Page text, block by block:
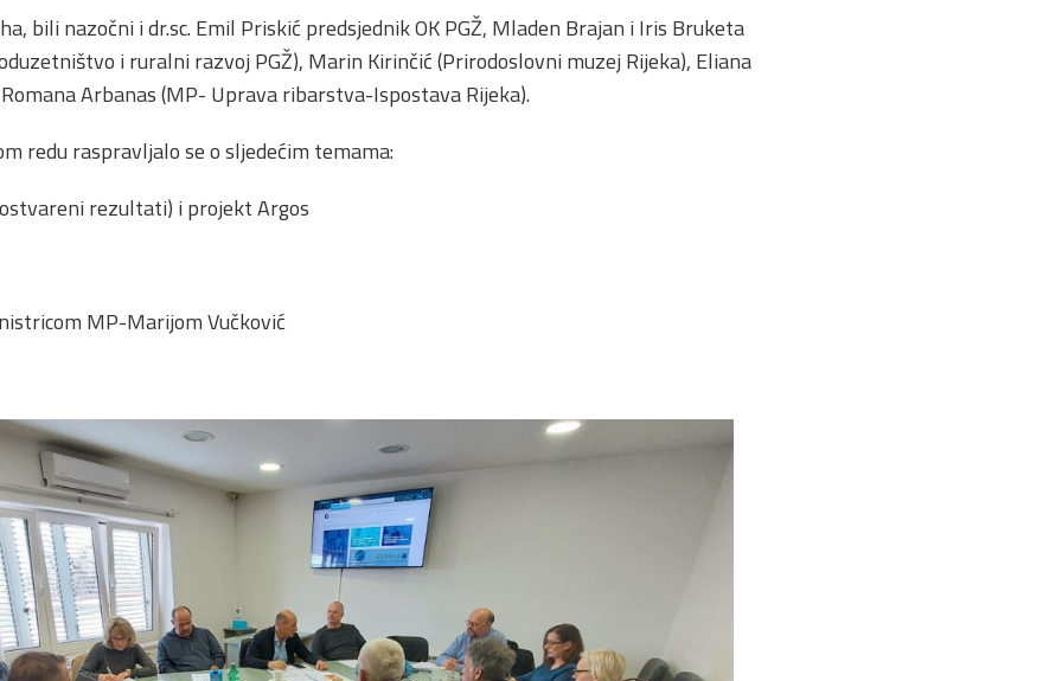
bili nazočni i dr.sc. Emil Priskić predsjednik OK PGŽ, Mladen Brajan i Iris Bruketa
i ruralni razvoj PGŽ), Marin Kirinčić (Prirodoslovni muzej Rijeka), Eliana
Arbanas (MP- Uprava ribarstva-Ispostava Rijeka).
redu raspravljalo se o sljedećim temama:
rezultati) i projekt Argos
MP-Marijom Vučković